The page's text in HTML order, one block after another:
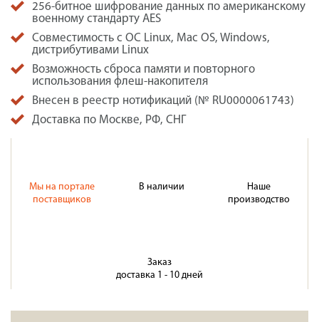
256-битное шифрование данных по американскому
военному стандарту AES
Совместимость с ОС Linux, Mac OS, Windows,
дистрибутивами Linux
Возможность сброса памяти и повторного
использования флеш-накопителя
Внесен в реестр нотификаций (№ RU0000061743)
Доставка по Москве, РФ, СНГ
Мы на портале
поставщиков
В наличии
Наше
производство
Заказ
доставка 1 - 10 дней